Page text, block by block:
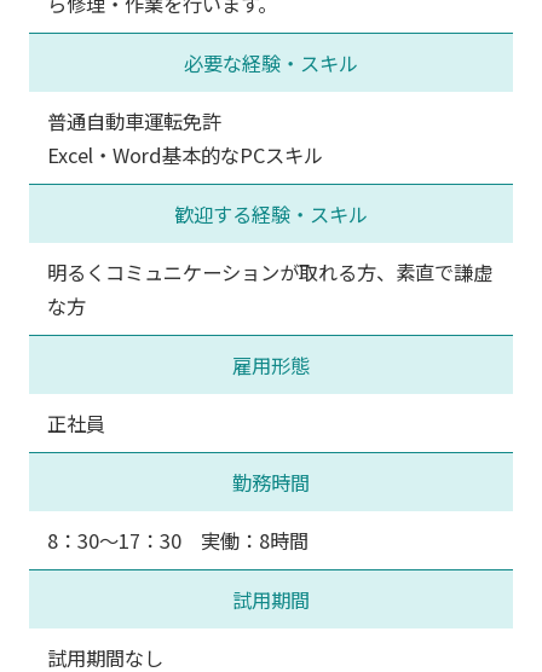
必要な経験・スキル
普通自動車運転免許
Excel・Word基本的なPCスキル
歓迎する経験・スキル
明るくコミュニケーションが取れる方、素直で謙虚
な方
雇用形態
正社員
勤務時間
8：30～17：30 実働：8時間
試用期間
試用期間なし